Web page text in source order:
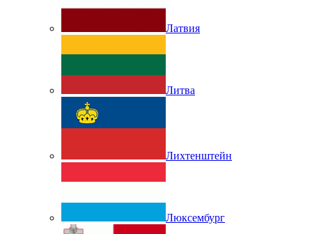
Латвия
Литва
Лихтенштейн
Люксембург